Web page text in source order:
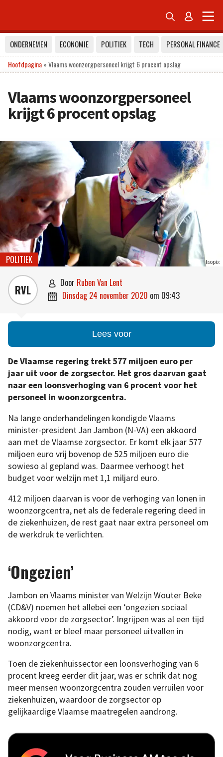
 
ONDERNEMEN ECONOMIE POLITIEK TECH
PERSONAL FINANCE
Hoofdpagina»Vlaams woonzorgpersoneel krijgt 6 procent opslag
Vlaams woonzorgpersoneel
krijgt 6 procent opslag
Isopix
POLITIEK
RVL  door Ruben Van Lent
 dinsdag 24 november 2020 om 09:43
Lees voor
De Vlaamse regering trekt 577 miljoen euro per
jaar uit voor de zorgsector. Het gros daarvan gaat
naar een loonsverhoging van 6 procent voor het
personeel in woonzorgcentra.
Na lange onderhandelingen kondigde Vlaams
minister-president Jan Jambon (N-VA) een akkoord
aan met de Vlaamse zorgsector. Er komt elk jaar 577
miljoen euro vrij bovenop de 525 miljoen euro die
sowieso al gepland was. Daarmee verhoogt het
budget voor welzijn met 1,1 miljard euro.
412 miljoen daarvan is voor de verhoging van lonen in
woonzorgcentra, net als de federale regering deed in
de ziekenhuizen, de rest gaat naar extra personeel om
de werkdruk te verlichten.
‘Ongezien’
Jambon en Vlaams minister van Welzijn Wouter Beke
(CD&V) noemen het allebei een ‘ongezien sociaal
akkoord voor de zorgsector’. Ingrijpen was al een tijd
nodig, want er bleef maar personeel uitvallen in
woonzorgcentra.
Toen de ziekenhuissector een loonsverhoging van 6
procent kreeg eerder dit jaar, was er schrik dat nog
meer mensen woonzorgcentra zouden verruilen voor
ziekenhuizen, waardoor de zorgsector op
gelijkaardige Vlaamse maatregelen aandrong.